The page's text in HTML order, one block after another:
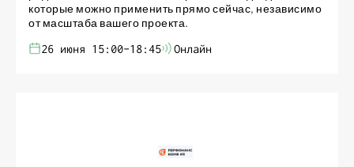
которые можно применить прямо сейчас, независимо
от масштаба вашего проекта.
26 июня 15:00-18:45
Онлайн